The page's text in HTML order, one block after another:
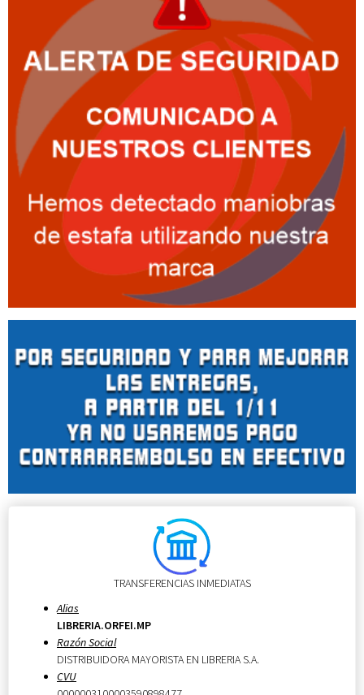
TRANSFERENCIAS INMEDIATAS
Alias
LIBRERIA.ORFEI.MP
Razón Social
DISTRIBUIDORA MAYORISTA EN LIBRERIA S.A.
CVU